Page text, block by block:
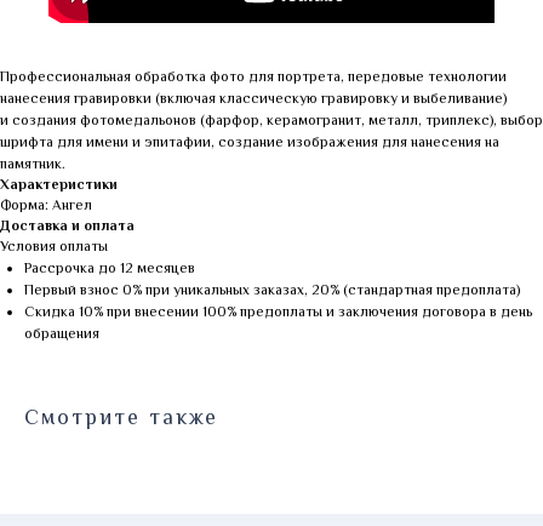
Профессиональная обработка фото для портрета, передовые технологии
нанесения гравировки (включая классическую гравировку и выбеливание)
и создания фотомедальонов (фарфор, керамогранит, металл, триплекс), выбор
шрифта для имени и эпитафии, создание изображения для нанесения на
памятник.
Характеристики
Форма: Ангел
Доставка и оплата
Условия оплаты
Рассрочка до 12 месяцев
Первый взнос 0% при уникальных заказах, 20% (стандартная предоплата)
Скидка 10% при внесении 100% предоплаты и заключения договора в день
обращения
Смотрите также